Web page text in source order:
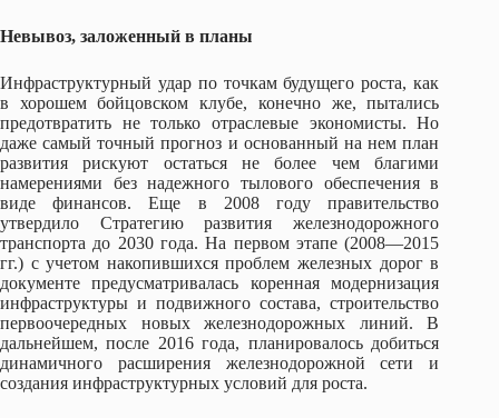
Невывоз, заложенный в планы
Инфраструктурный удар по точкам будущего роста, как
в хорошем бойцовском клубе, конечно же, пытались
предотвратить не только отраслевые экономисты. Но
даже самый точный прогноз и основанный на нем план
развития рискуют остаться не более чем благими
намерениями без надежного тылового обеспечения в
виде финансов. Еще в 2008 году правительство
утвердило Стратегию развития железнодорожного
транспорта до 2030 года. На первом этапе (2008—2015
гг.) с учетом накопившихся проблем железных дорог в
документе предусматривалась коренная модернизация
инфраструктуры и подвижного состава, строительство
первоочередных новых железнодорожных линий. В
дальнейшем, после 2016 года, планировалось добиться
динамичного расширения железнодорожной сети и
создания инфраструктурных условий для роста.